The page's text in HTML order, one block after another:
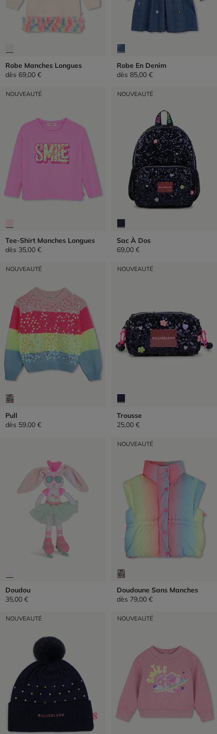
Robe Manches Longues
dès 69,00 €
Robe En Denim
dès 85,00 €
NOUVEAUTÉ
Tee-Shirt Manches Longues
dès 35,00 €
NOUVEAUTÉ
Sac À Dos
69,00 €
NOUVEAUTÉ
Pull
dès 59,00 €
NOUVEAUTÉ
Trousse
25,00 €
Doudou
35,00 €
NOUVEAUTÉ
Doudoune Sans Manches
dès 79,00 €
NOUVEAUTÉ NOUVEAUTÉ